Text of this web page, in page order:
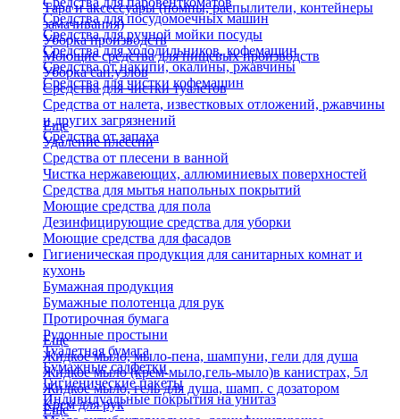
Средства для посудомоечных машин
Средства для ручной мойки посуды
Средства для холодильников, кофемашин
Средства от накипи, окалины, ржавчины
Средства для чистки кофемашин
Тара и аксессуары (помпы, распылители, контейнеры
замачивания)
Уборка производств
Моющие средства для пищевых производств
Уборка сан.узлов
Средства для чистки туалетов
Средства от налета, известковых отложений, ржавчины
и других загрязнений
Средства от запаха
Еще
Удаление плесени
Средства от плесени в ванной
Чистка нержавеющих, аллюминиевых поверхностей
Средства для мытья напольных покрытий
Моющие средства для пола
Дезинфицирующие средства для уборки
Моющие средства для фасадов
Гигиеническая продукция для санитарных комнат и
кухонь
Бумажная продукция
Бумажные полотенца для рук
Протирочная бумага
Рулонные простыни
Туалетная бумага
Бумажные салфетки
Гигиенические пакеты
Индивидуальные покрытия на унитаз
Еще
Жидкое мыло, мыло-пена, шампуни, гели для душа
Жидкое мыло (крем-мыло,гель-мыло)в канистрах, 5л
Жидкое мыло, гель для душа, шамп. с дозатором
Крем для рук
Еще